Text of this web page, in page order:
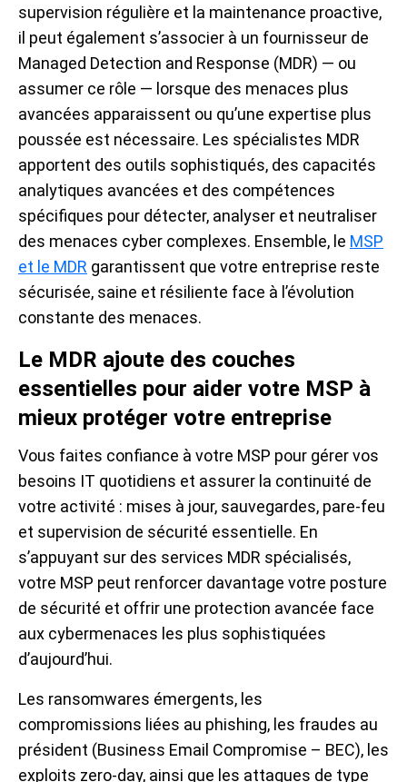
supervision régulière et la maintenance proactive,
il peut également s’associer à un fournisseur de
Managed Detection and Response (MDR) — ou
assumer ce rôle — lorsque des menaces plus
avancées apparaissent ou qu’une expertise plus
poussée est nécessaire. Les spécialistes MDR
apportent des outils sophistiqués, des capacités
analytiques avancées et des compétences
spécifiques pour détecter, analyser et neutraliser
des menaces cyber complexes. Ensemble, le MSP
et le MDR garantissent que votre entreprise reste
sécurisée, saine et résiliente face à l’évolution
constante des menaces.
Le MDR ajoute des couches
essentielles pour aider votre MSP à
mieux protéger votre entreprise
Vous faites confiance à votre MSP pour gérer vos
besoins IT quotidiens et assurer la continuité de
votre activité : mises à jour, sauvegardes, pare-feu
et supervision de sécurité essentielle. En
s’appuyant sur des services MDR spécialisés,
votre MSP peut renforcer davantage votre posture
de sécurité et offrir une protection avancée face
aux cybermenaces les plus sophistiquées
d’aujourd’hui.
Les ransomwares émergents, les
compromissions liées au phishing, les fraudes au
président (Business Email Compromise – BEC), les
exploits zero-day, ainsi que les attaques de type